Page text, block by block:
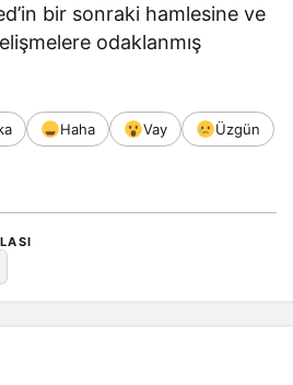
bir sonraki hamlesine ve
odaklanmış
Haha Vay
Üzgün